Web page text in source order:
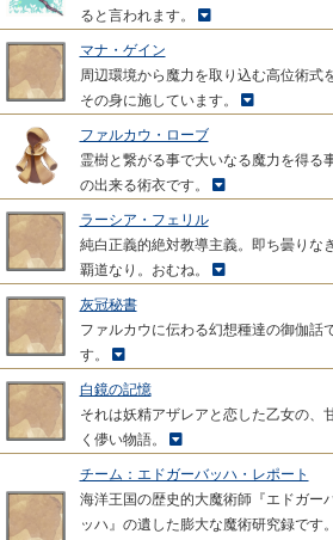
ると言われます。
マナ・ゲイン
周辺環境から魔力を取り込む高位術式
その身に施しています。
ファルカウ・ローブ
霊樹と繋がる事で大いなる魔力を得る
の出来る術衣です。
ラーシア・フェリル
純白正義的絶対教導主義。即ち曇りな
覇道なり。おむね。
灰冠秘書
ファルカウに伝わる幻想種達の御伽話
す。
白鏡の記憶
それは妖精アザレアと恋した乙女の、
く儚い物語。
チーム：エドガーバッハ・レポート
海洋王国の歴史的大魔術師『エドガー
ッハ』の遺した膨大な魔術研究録です。